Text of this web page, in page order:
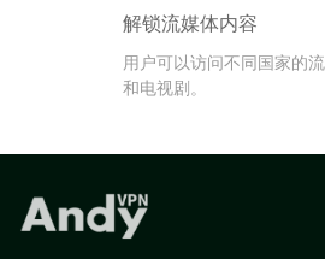
解锁流媒体内容
用户可以访问不同国家的
和电视剧。